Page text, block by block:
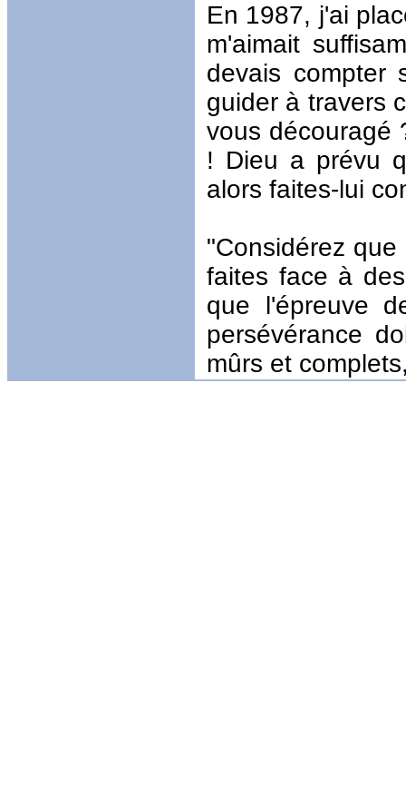
En 1987, j'ai
m'aimait
devais compter
guider à travers
vous découragé
! Dieu a prévu
alors faites-lui
"Considérez
faites face à
que l'épreuve
persévérance
mûrs et